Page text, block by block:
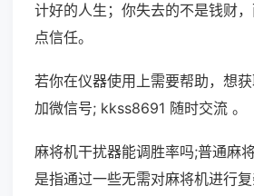
计好的人生；你失去的不是钱财
点信任。
若你在仪器使用上需要帮助，想
加微信号; kkss8691 随时交流 。
麻将机干扰器能调胜率吗;普通麻
是指通过一些无需对麻将机进行